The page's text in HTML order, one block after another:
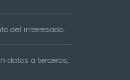
del interesado.
datos a terceros,